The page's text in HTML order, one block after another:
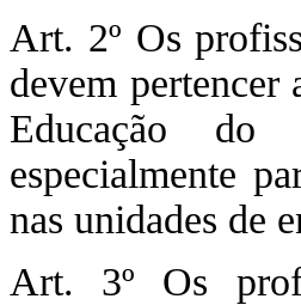
Art. 2º Os
devem pertencer
Educação do
especialmente
nas unidades de
Art. 3º Os